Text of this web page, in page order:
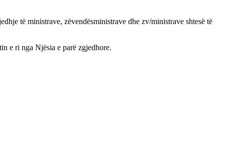
të ministrave, zëvendësministrave dhe zv/ministrave shtesë të
e ri nga Njësia e parë zgjedhore.